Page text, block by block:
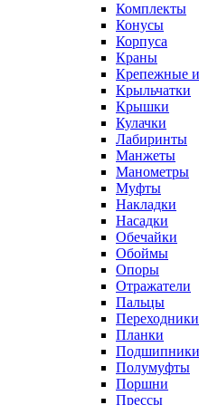
Комплекты
Конусы
Корпуса
Краны
Крепежные
Крыльчатки
Крышки
Кулачки
Лабиринты
Манжеты
Манометры
Муфты
Накладки
Насадки
Обечайки
Обоймы
Опоры
Отражатели
Пальцы
Переходники
Планки
Подшипники
Полумуфты
Поршни
Прессы